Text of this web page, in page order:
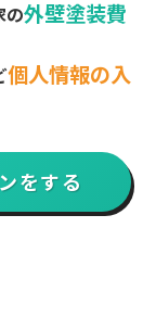
の外壁塗装費
個人情報の入
をする